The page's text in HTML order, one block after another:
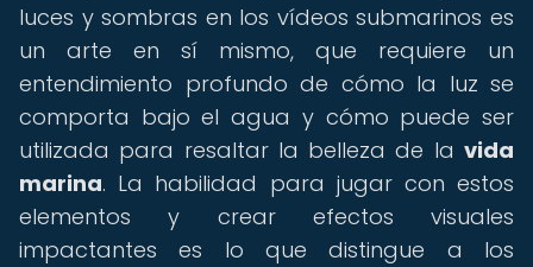
luces y sombras en los vídeos submarinos es
un arte en sí mismo, que requiere un
entendimiento profundo de cómo la luz se
comporta bajo el agua y cómo puede ser
utilizada para resaltar la belleza de la vida
marina. La habilidad para jugar con estos
elementos y crear efectos visuales
impactantes es lo que distingue a los